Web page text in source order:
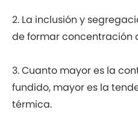
2. La inclusión y
de formar concentración
3. Cuanto mayor es la
fundido, mayor es la
térmica.